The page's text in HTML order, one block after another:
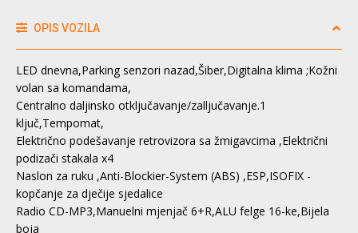
OPIS VOZILA
LED dnevna,Parking senzori nazad,Šiber,Digitalna klima ;Kožni
volan sa komandama,
Centralno daljinsko otključavanje/zalljučavanje.1
ključ,Tempomat,
Električno podešavanje retrovizora sa žmigavcima ,Električni
podizači stakala x4
Naslon za ruku ,Anti-Blockier-System (ABS) ,ESP,ISOFIX -
kopčanje za dječije sjedalice
Radio CD-MP3,Manuelni mjenjač 6+R,ALU felge 16-ke,Bijela
boja